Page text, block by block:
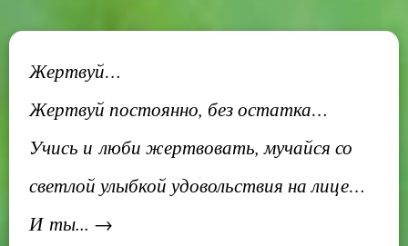
Жертвуй…
Жертвуй постоянно, без остатка…
Учись и люби жертвовать, мучайся со
светлой улыбкой удовольствия на лице…
И ты... →